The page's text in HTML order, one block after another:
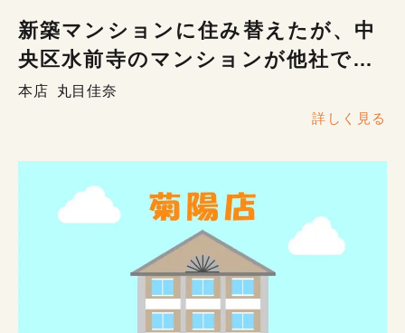
新築マンションに住み替えたが、中
央区水前寺のマンションが他社で半
年売れない
本店 丸目佳奈
詳しく見る